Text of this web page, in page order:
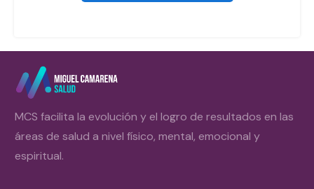
MCS facilita la evolución y el logro de resultados en las
áreas de salud a nivel físico, mental, emocional y
espiritual.